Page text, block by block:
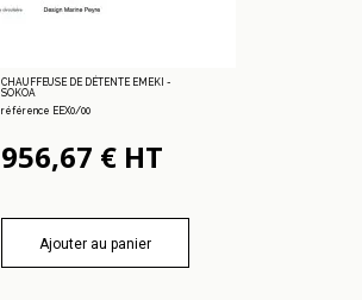
CHAUFFEUSE DE DÉTENTE EMEKI -
SOKOA
référence EEX0/00
956,67 € HT
Ajouter au panier